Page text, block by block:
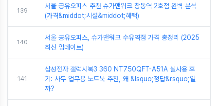
139
서울 공유오피스 추천 슈가맨워크 창동역 2호점 완벽 분석
(가격&middot;시설&middot;혜택)
140
서울 공유오피스, 슈가맨워크 수유역점 가격 총정리 (2025
최신 업데이트)
141
삼성전자 갤럭시북3 360 NT750QFT-A51A 실사용 후
기: 사무 업무용 노트북 추천, 왜 &lsquo;정답&rsquo;일
까?